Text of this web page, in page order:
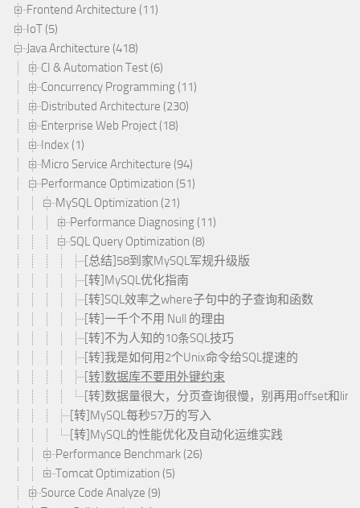
Frontend Architecture (11)
IoT (5)
Java Architecture (418)
CI & Automation Test (6)
Concurrency Programming (11)
Distributed Architecture (230)
Enterprise Web Project (18)
Index (1)
Micro Service Architecture (94)
Performance Optimization (51)
MySQL Optimization (21)
Performance Diagnosing (11)
SQL Query Optimization (8)
[总结]58到家MySQL军规升级版
[转]MySQL优化指南
[转]SQL效率之where子句中的子查询和函数
[转]一千个不用 Null 的理由
[转]不为人知的10条SQL技巧
[转]我是如何用2个Unix命令给SQL提速的
[转]数据库不要用外键约束
[转]数据量很大，分页查询很慢，别再用offset和
[转]MySQL每秒57万的写入
[转]MySQL的性能优化及自动化运维实践
Performance Benchmark (26)
Tomcat Optimization (5)
Source Code Analyze (9)